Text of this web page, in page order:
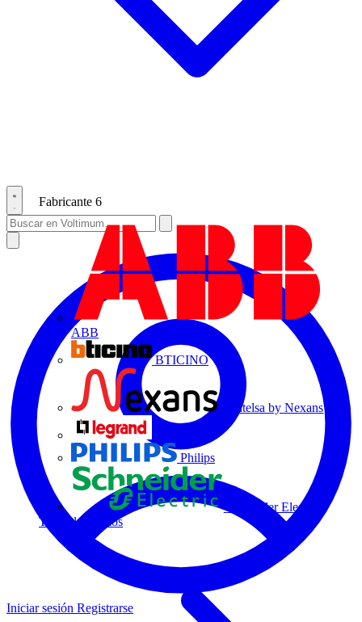
Fabricante 6
ABB
BTICINO
Centelsa by Nexans
Philips
Schneider Electric
Todos los socios
Iniciar sesión Registrarse